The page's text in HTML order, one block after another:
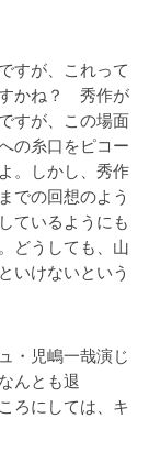
すが、これって
すかね？ 秀作が
すが、この場面
の糸口をピコー
。しかし、秀作
での回想のよう
ているようにも
どうしても、山
いけないという
・児嶋一哉演じ
んとも退
ろにしては、キ